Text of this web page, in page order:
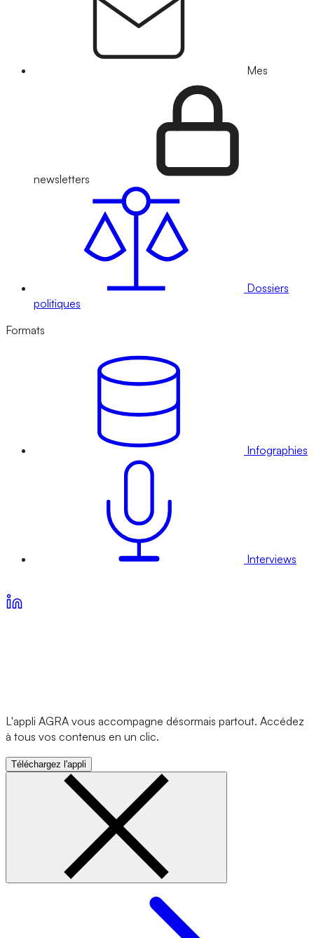
Mes
newsletters
Dossiers
politiques
Formats
Infographies
Interviews
L'appli AGRA vous accompagne désormais partout. Accédez
à tous vos contenus en un clic.
Téléchargez l'appli